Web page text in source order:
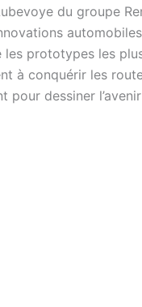
du groupe
les prototypes les
à conquérir les
pour dessiner